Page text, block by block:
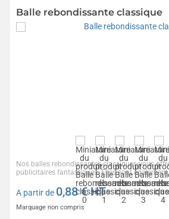
Balle rebondissante classique
Nos balles rebondissantes classiques vous
publicitaires fantastiques. Elles sont
A partir de 0,88€ HT
Marquage non compris